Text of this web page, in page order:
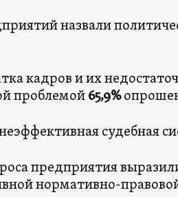
назвали
кадров и их
проблемой65,9%
судебная
предприятия
нормативно-